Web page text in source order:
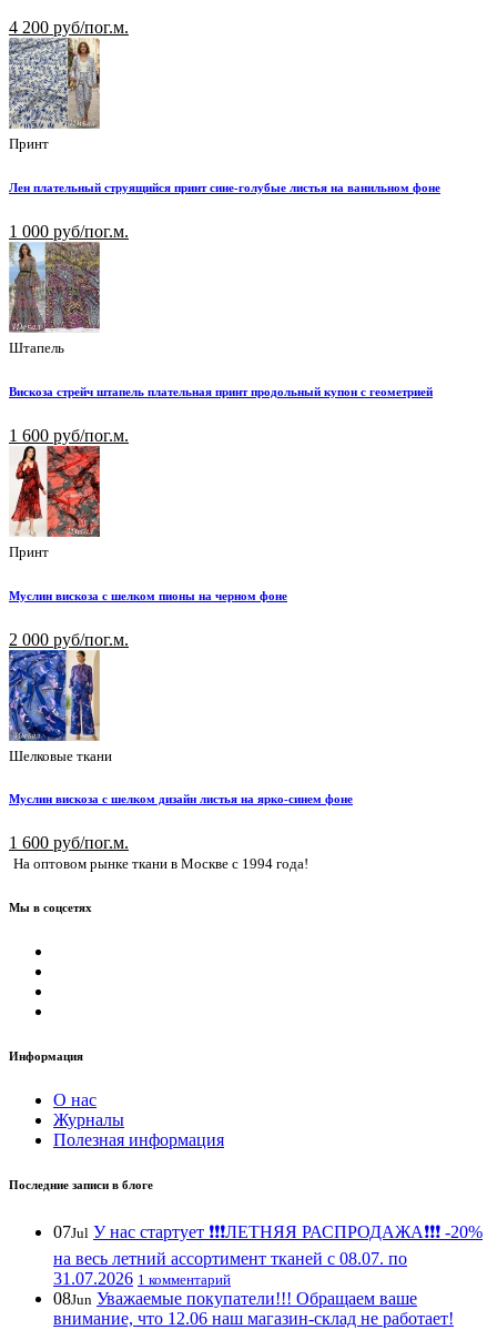
4 200 руб/пог.м.
Принт
Лен плательный струящийся принт сине-голубые листья на ванильном фоне
1 000 руб/пог.м.
Штапель
Вискоза стрейч штапель плательная принт продольный купон с геометрией
1 600 руб/пог.м.
Принт
Муслин вискоза с шелком пионы на черном фоне
2 000 руб/пог.м.
Шелковые ткани
Муслин вискоза с шелком дизайн листья на ярко-синем фоне
1 600 руб/пог.м.
На оптовом рынке ткани в Москве с 1994 года!
Мы в соцсетях
Информация
О нас
Журналы
Полезная информация
Последние записи в блоге
07Jul У нас стартует ❗️❗️❗️ЛЕТНЯЯ РАСПРОДАЖА❗️❗️❗️ -20%
на весь летний ассортимент тканей с 08.07. по
31.07.2026 1 комментарий
08Jun Уважаемые покупатели!!! Обращаем ваше
внимание, что 12.06 наш магазин-склад не работает!